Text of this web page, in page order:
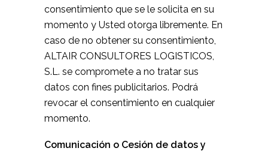
consentimiento que se le solicita en su
momento y Usted otorga libremente. En
caso de no obtener su consentimiento,
ALTAIR CONSULTORES LOGISTICOS,
S.L. se compromete a no tratar sus
datos con fines publicitarios. Podrá
revocar el consentimiento en cualquier
momento.
Comunicación o Cesión de datos y